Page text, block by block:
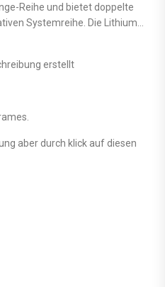
Reihe und bietet doppelte
Systemreihe. Die Lithium…
erstellt
aber durch klick auf diesen